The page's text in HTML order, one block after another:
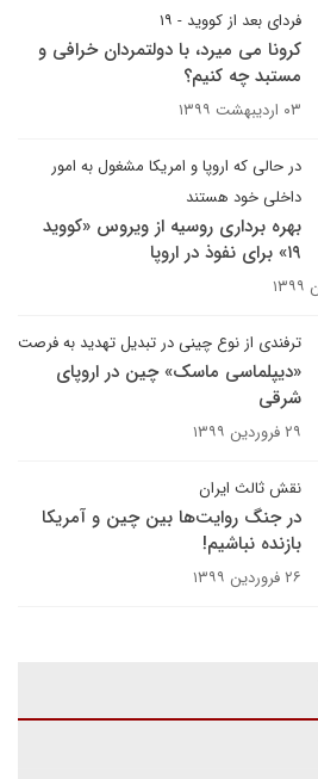
فردای بعد از کووید - ۱۹
کرونا می میرد، با دولتمردان خرافی و
مستبد چه کنیم؟
۰۳ اردیبهشت ۱۳۹۹
در حالی که اروپا و امریکا مشغول به امور
داخلی خود هستند
بهره برداری روسیه از ویروس «کووید
۱۹» برای نفوذ در اروپا
ترفندی از نوع چینی در تبدیل تهدید به فرصت
«دیپلماسی ماسک» چین در اروپای
شرقی
۲۹ فروردین ۱۳۹۹
نقش ثالث ایران
در جنگ روایت‌ها بین چین و آمریکا
بازنده نباشیم!
۲۶ فروردین ۱۳۹۹